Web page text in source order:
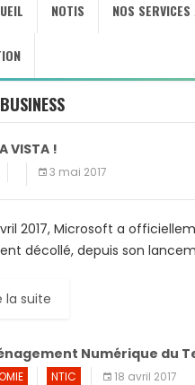
NOTIS NOS
BUSINESS
VISTA !
3 mai 2017
2017, Microsoft a
décollé, depuis son
la suite
Numérique du
NTIC 18 avril 2017